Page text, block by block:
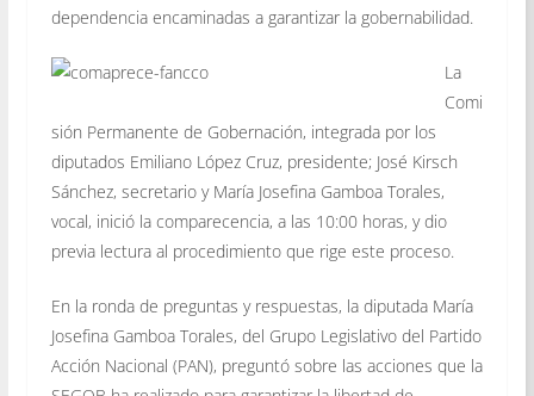
dependencia encaminadas a garantizar la gobernabilidad.
La
Comi
sión Permanente de Gobernación, integrada por los
diputados Emiliano López Cruz, presidente; José Kirsch
Sánchez, secretario y María Josefina Gamboa Torales,
vocal, inició la comparecencia, a las 10:00 horas, y dio
previa lectura al procedimiento que rige este proceso.
En la ronda de preguntas y respuestas, la diputada María
Josefina Gamboa Torales, del Grupo Legislativo del Partido
Acción Nacional (PAN), preguntó sobre las acciones que la